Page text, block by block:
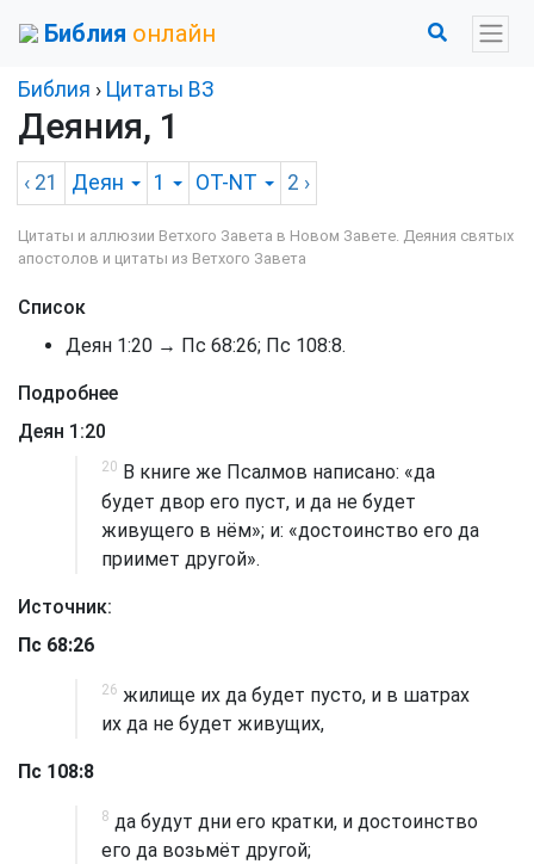
Библия онлайн
Библия › Цитаты ВЗ
Деяния, 1
‹ 21 Деян 1 OT-NT 2 ›
Цитаты и аллюзии Ветхого Завета в Новом Завете. Деяния святых
апостолов и цитаты из Ветхого Завета
Список
Деян 1:20 → Пс 68:26; Пс 108:8.
Подробнее
Деян 1:20
20 В книге же Псалмов написано: «да
будет двор его пуст, и да не будет
живущего в нём»; и: «достоинство его да
приимет другой».
Источник:
Пс 68:26
26 жилище их да будет пусто, и в шатрах
их да не будет живущих,
Пс 108:8
8 да будут дни его кратки, и достоинство
его да возьмёт другой;